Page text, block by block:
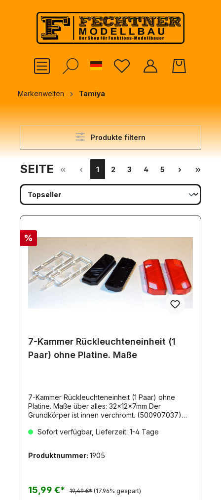
springen
German
Markenwelten Tamiya
Produkte filtern
SEITE 1 2 3 4 5
%
7-Kammer Rückleuchteneinheit (1
Paar) ohne Platine. Maße
7-Kammer Rückleuchteneinheit (1 Paar) ohne
Platine. Maße über alles: 32x12x7mm Der
Grundkörper ist innen verchromt. (500907037)
werden.Passende Beleuchtungs-Platinen in SMD-
(für 12V) oder 3104 (für 7,2V) oder 3105 (für
4,8V). Ebenso den Beleuchtungssatz für Carson-
folgende Lichtfunktionen möglich. (geeignete
Steuerung
Sofort verfügbar, Lieferzeit: 1-4 Tage
Produktnummer: 1905
15,99 €* 19,49 €* (17.96% gespart)